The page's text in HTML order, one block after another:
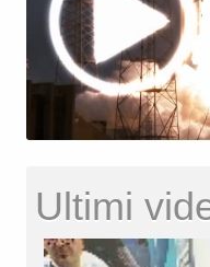
Ultimi